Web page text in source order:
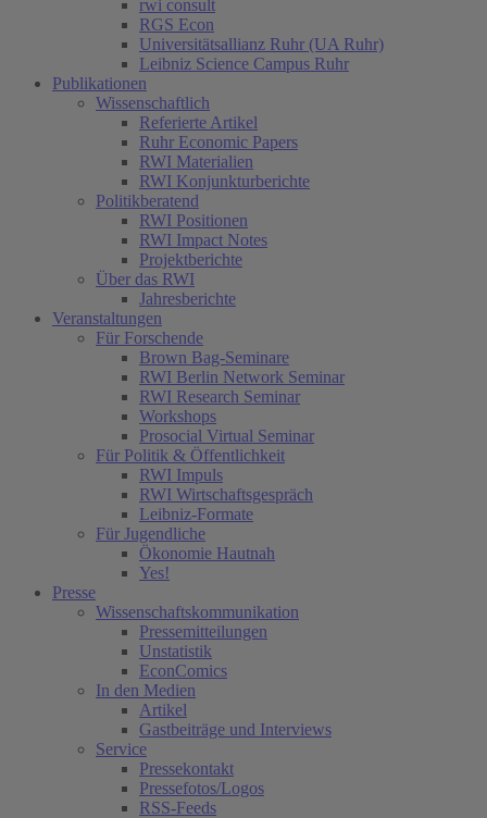
rwi consult
RGS Econ
Universitätsallianz Ruhr (UA Ruhr)
Leibniz Science Campus Ruhr
Publikationen
Wissenschaftlich
Referierte Artikel
Ruhr Economic Papers
RWI Materialien
RWI Konjunkturberichte
Politikberatend
RWI Positionen
RWI Impact Notes
Projektberichte
Über das RWI
Jahresberichte
Veranstaltungen
Für Forschende
Brown Bag-Seminare
RWI Berlin Network Seminar
RWI Research Seminar
Workshops
Prosocial Virtual Seminar
Für Politik & Öffentlichkeit
RWI Impuls
RWI Wirtschaftsgespräch
Leibniz-Formate
Für Jugendliche
Ökonomie Hautnah
Yes!
Presse
Wissenschaftskommunikation
Pressemitteilungen
Unstatistik
EconComics
In den Medien
Artikel
Gastbeiträge und Interviews
Service
Pressekontakt
Pressefotos/Logos
RSS-Feeds